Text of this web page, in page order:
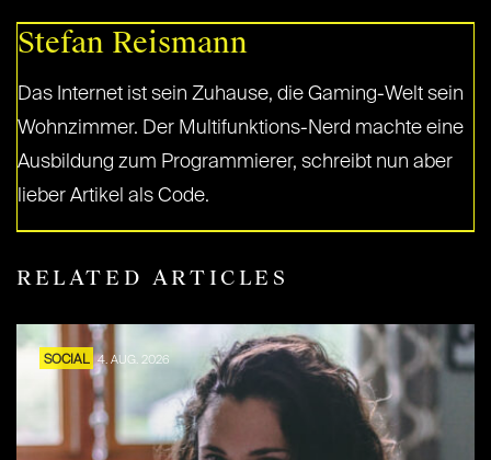
Stefan Reismann
Das Internet ist sein Zuhause, die Gaming-Welt sein
Wohnzimmer. Der Multifunktions-Nerd machte eine
Ausbildung zum Programmierer, schreibt nun aber
lieber Artikel als Code.
RELATED ARTICLES
SOCIAL 4. AUG. 2026